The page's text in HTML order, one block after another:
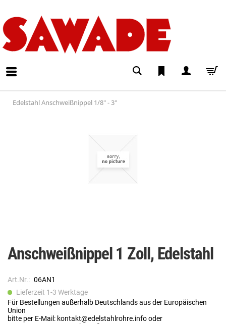
Edelstahl Anschweißnippel 1/8" - 3"
Anschweißnippel 1 Zoll, Edelstahl
Art.Nr.: 06AN1
Lieferzeit 1-3 Werktage
Für Bestellungen außerhalb Deutschlands aus der Europäischen
Union
bitte per E-Mail: kontakt@edelstahlrohre.info oder